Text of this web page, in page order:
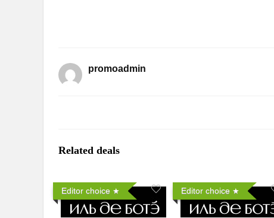
promoadmin
Related deals
Editor choice Editor choice